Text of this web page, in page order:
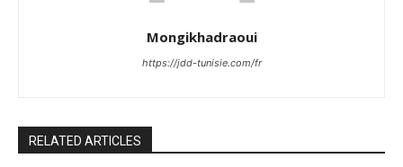
Mongikhadraoui
https://jdd-tunisie.com/fr
RELATED ARTICLES